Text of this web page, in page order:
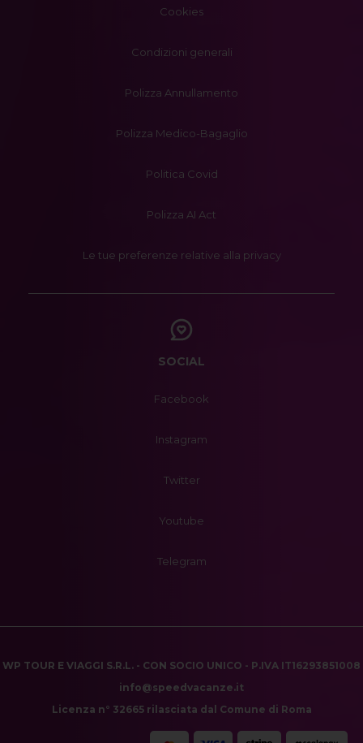
Cookies
Condizioni generali
Polizza Annullamento
Polizza Medico-Bagaglio
Politica Covid
Polizza AI Act
Le tue preferenze relative alla privacy
SOCIAL
Facebook
Instagram
Twitter
Youtube
Telegram
WP TOUR E VIAGGI S.R.L. - CON SOCIO UNICO - P.IVA IT16293851008
info@speedvacanze.it
Licenza n° 32665 rilasciata dal Comune di Roma